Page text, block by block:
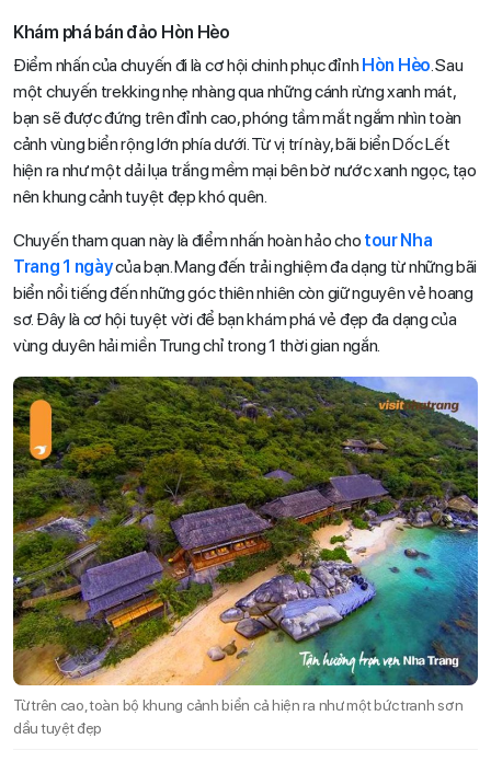
Khám phá bán đảo Hòn Hèo
Điểm nhấn của chuyến đi là cơ hội chinh phục đỉnh Hòn Hèo . Sau
một chuyến trekking nhẹ nhàng qua những cánh rừng xanh mát,
bạn sẽ được đứng trên đỉnh cao, phóng tầm mắt ngắm nhìn toàn
cảnh vùng biển rộng lớn phía dưới. Từ vị trí này, bãi biển Dốc Lết
hiện ra như một dải lụa trắng mềm mại bên bờ nước xanh ngọc, tạo
nên khung cảnh tuyệt đẹp khó quên.
Chuyến tham quan này là điểm nhấn hoàn hảo cho tour Nha
Trang 1 ngàycủa bạn. Mang đến trải nghiệm đa dạng từ những bãi
biển nổi tiếng đến những góc thiên nhiên còn giữ nguyên vẻ hoang
sơ. Đây là cơ hội tuyệt vời để bạn khám phá vẻ đẹp đa dạng của
vùng duyên hải miền Trung chỉ trong 1 thời gian ngắn.
Từ trên cao, toàn bộ khung cảnh biển cả hiện ra như một bức tranh sơn
dầu tuyệt đẹp